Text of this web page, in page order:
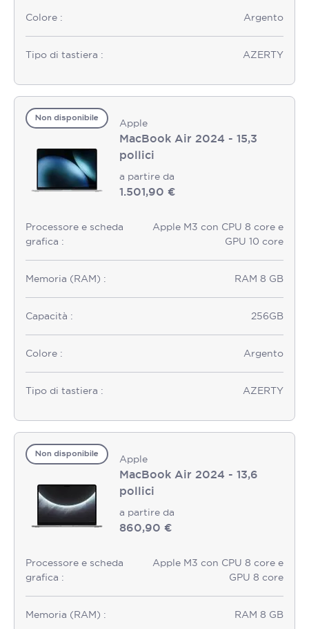
Colore : Argento
Tipo di tastiera : AZERTY
Non disponibile Apple
MacBook Air 2024 - 15,3
pollici
a partire da
1.501,90 €
Processore e scheda
grafica :
Apple M3 con CPU 8 core e
GPU 10 core
Memoria (RAM) : RAM 8 GB
Capacità : 256GB
Colore : Argento
Tipo di tastiera : AZERTY
Non disponibile Apple
MacBook Air 2024 - 13,6
pollici
a partire da
860,90 €
Processore e scheda
grafica :
Apple M3 con CPU 8 core e
GPU 8 core
Memoria (RAM) : RAM 8 GB